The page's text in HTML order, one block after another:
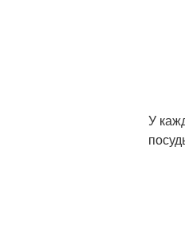
У